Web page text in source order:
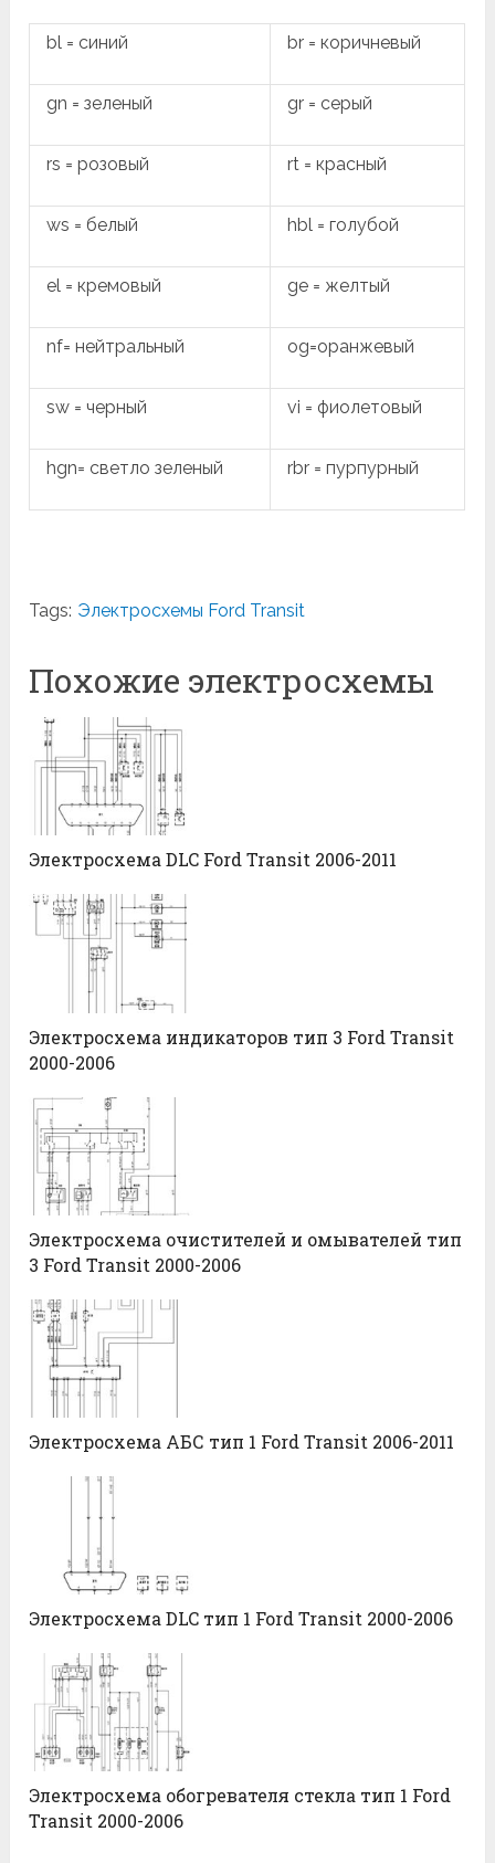
bl = синий br = коричневый
gn = зеленый gr = серый
rs = розовый rt = красный
ws = белый hbl = голубой
el = кремовый ge = желтый
nf= нейтральный og=оранжевый
sw = черный vi = фиолетовый
hgn= светло зеленый rbr = пурпурный
Tags: Электросхемы Ford Transit
Похожие электросхемы
Электросхема DLC Ford Transit 2006-2011
Электросхема индикаторов тип 3 Ford Transit
2000-2006
Электросхема очистителей и омывателей тип
3 Ford Transit 2000-2006
Электросхема АБС тип 1 Ford Transit 2006-2011
Электросхема DLC тип 1 Ford Transit 2000-2006
Электросхема обогревателя стекла тип 1 Ford
Transit 2000-2006